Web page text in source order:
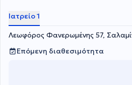
Ιατρείο 1
Λεωφόρος Φανερωμένης 57,
Επόμενη διαθεσιμότητα